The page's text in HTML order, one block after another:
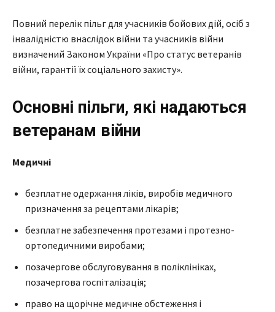
Повний перелік пільг для учасників бойових дій, осіб з
інвалідністю внаслідок війни та учасників війни
визначений Законом України «Про статус ветеранів
війни, гарантії їх соціального захисту».
Основні пільги, які надаються
ветеранам війни
Медичні
безплатне одержання ліків, виробів медичного
призначення за рецептами лікарів;
безплатне забезпечення протезами і протезно-
ортопедичними виробами;
позачергове обслуговування в поліклініках,
позачергова госпіталізація;
право на щорічне медичне обстеження і